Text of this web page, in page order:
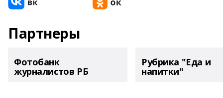
Партнеры
Фотобанк
журналистов РБ
Рубрика "Еда и
напитки"